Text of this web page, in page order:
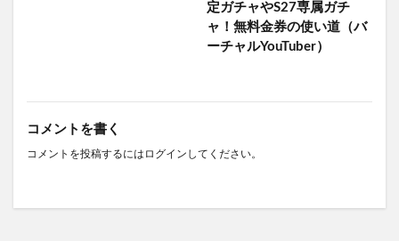
定ガチャやS27専属ガチ
ャ！無料金券の使い道（バ
ーチャルYouTuber）
コメントを書く
コメントを投稿するには ログイン してください。